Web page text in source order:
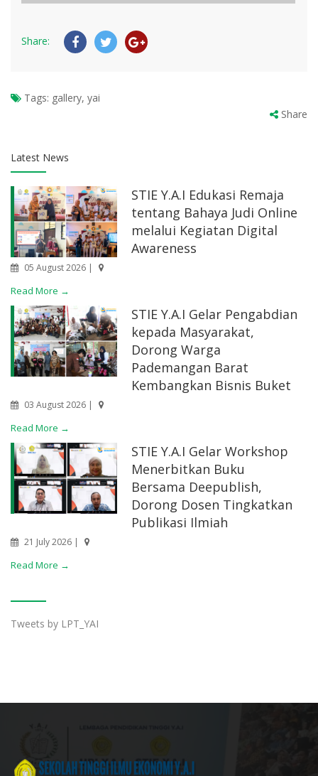
Share:
Tags: gallery, yai
Share
Latest News
STIE Y.A.I Edukasi Remaja
tentang Bahaya Judi Online
melalui Kegiatan Digital
Awareness
05 August 2026 |
Read More →
STIE Y.A.I Gelar Pengabdian
kepada Masyarakat,
Dorong Warga
Pademangan Barat
Kembangkan Bisnis Buket
03 August 2026 |
Read More →
STIE Y.A.I Gelar Workshop
Menerbitkan Buku
Bersama Deepublish,
Dorong Dosen Tingkatkan
Publikasi Ilmiah
21 July 2026 |
Read More →
Tweets by LPT_YAI